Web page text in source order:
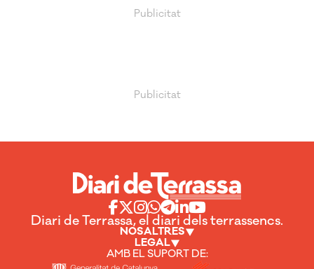
Diari de Terrassa, el diari dels terrassencs.
NOSALTRES
LEGAL
AMB EL SUPORT DE: